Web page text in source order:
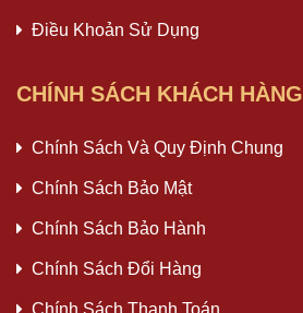
Điều Khoản Sử Dụng
CHÍNH SÁCH KHÁCH HÀNG
Chính Sách Và Quy Định Chung
Chính Sách Bảo Mật
Chính Sách Bảo Hành
Chính Sách Đổi Hàng
Chính Sách Thanh Toán